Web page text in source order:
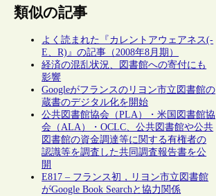
類似の記事
よく読まれた『カレントアウェアネス(-
E、R)』の記事（2008年8月期）
経済の混乱状況、図書館への寄付にも
影響
Googleがフランスのリヨン市立図書館の
蔵書のデジタル化を開始
公共図書館協会（PLA）・米国図書館協
会（ALA）・OCLC、公共図書館や公共
図書館の資金調達等に関する有権者の
認識等を調査した共同調査報告書を公
開
E817 – フランス初，リヨン市立図書館
がGoogle Book Searchと協力関係